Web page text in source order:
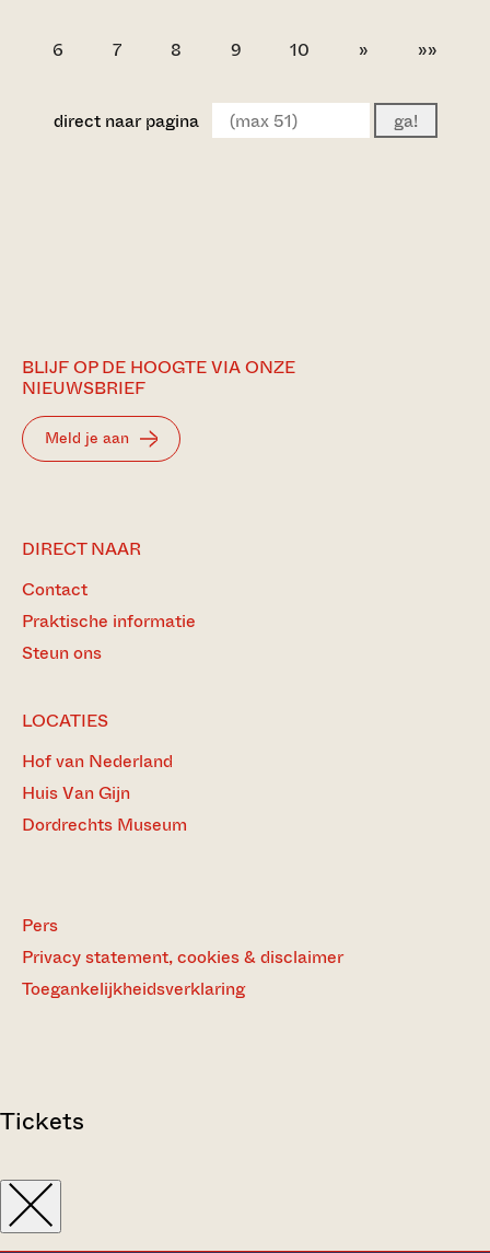
6 7 8 9 10 » »»
direct naar pagina ga!
BLIJF OP DE HOOGTE VIA ONZE
NIEUWSBRIEF
Meld je aan
DIRECT NAAR
Contact
Praktische informatie
Steun ons
LOCATIES
Hof van Nederland
Huis Van Gijn
Dordrechts Museum
Pers
Privacy statement, cookies & disclaimer
Toegankelijkheidsverklaring
Tickets